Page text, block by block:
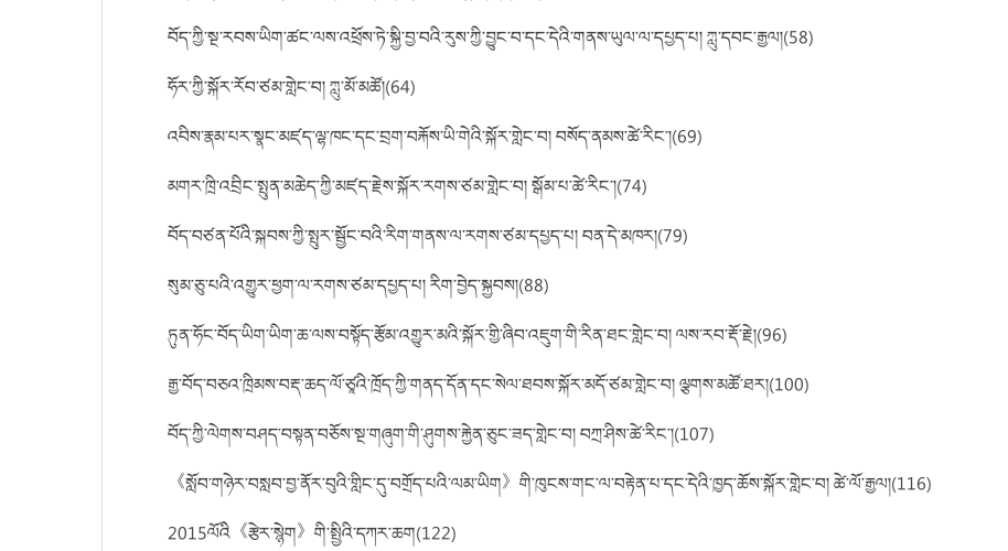
བོད་ཀྱི་སྔ་རབས་ཡིག་ཚང་ལས་འཕྲོས་ཏེ་སྐྱི་བྱ་བའི་རུས་ཀྱི་བྱུང་བ་དང་དེའི་གནས་ཡུལ་ལ་དཔྱད་པ། ཀླུ་དབང་རྒྱལ།(58)
ཧོར་ཀྱི་སྐོར་རོབ་ཙམ་གླེང་བ། ཀླུ་མོ་མཚོ།(64)
འབིས་རྣམ་པར་སྣང་མཛད་ལྷ་ཁང་དང་བྲག་བརྐོས་ཡི་གེའི་སྐོར་གླེང་བ། བསོད་ནམས་ཚེ་རིང་།(69)
མགར་ཁྲི་འབྲིང་སྤུན་མཆེད་ཀྱི་མཛད་རྗེས་སྐོར་རགས་ཙམ་གླེང་བ། སྒོམ་པ་ཚེ་རིང་།(74)
བོད་བཙན་པོའི་སྐབས་ཀྱི་སྤུར་སྦྱོང་བའི་རིག་གནས་ལ་རགས་ཙམ་དཔྱད་པ། བན་དེ་མཁར།(79)
སུམ་ཅུ་པའི་འགྱུར་ཕྱག་ལ་རགས་ཙམ་དཔྱད་པ། རིག་བྱེད་སྐྱབས།(88)
ཏུན་ཧོང་བོད་ཡིག་ཡིག་ཆ་ལས་བསྟོད་རྩོམ་འགྱུར་མའི་སྐོར་གྱི་ཞིབ་འཇུག་གི་རིན་ཐང་གླེང་བ། ལས་རབ་རྡོ་རྗེ།(96)
རྒྱ་བོད་བཅའ་ཁྲིམས་བརྡ་ཆད་ལོ་ཙཱའི་ཁྲོད་ཀྱི་གནད་དོན་དང་སེལ་ཐབས་སྐོར་མདོ་ཙམ་གླེང་བ། ལྕགས་མཚོ་ཐར།(100)
བོད་ཀྱི་ལེགས་བཤད་བསྟན་བཅོས་སྔ་གཞུག་གི་ཤུགས་རྐྱེན་ཅུང་ཟད་གླེང་བ། བཀྲ་ཤིས་ཚེ་རིང་།(107)
《སློབ་གཉེར་བསླབ་བྱ་ནོར་བུའི་གླིང་དུ་བགྲོད་པའི་ལམ་ཡིག》གི་ཁུངས་གང་ལ་བརྟེན་པ་དང་དེའི་ཁྱད་ཆོས་སྐོར་གླེང་བ། ཚེ་ལོ་རྒྱལ།(116)
2015ལོའི《རྩེར་སྙེག》གི་སྤྱིའི་དཀར་ཆག(122)